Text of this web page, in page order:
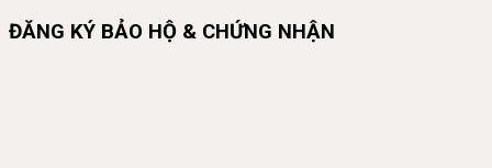
ĐĂNG KÝ BẢO HỘ & CHỨNG NHẬN